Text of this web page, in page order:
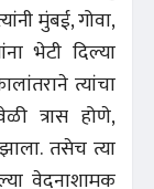
मुंबई, गोवा,
भेटी दिल्या
त्यांचा
त्रास होणे,
तसेच त्या
वेदनाशामक